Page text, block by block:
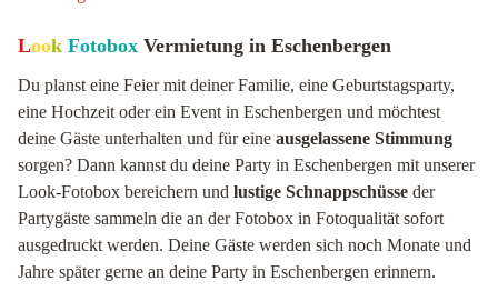
Look Fotobox Vermietung in Eschenbergen
Du planst eine Feier mit deiner Familie, eine Geburtstagsparty,
eine Hochzeit oder ein Event in Eschenbergen und möchtest
deine Gäste unterhalten und für eine ausgelassene Stimmung
sorgen? Dann kannst du deine Party in Eschenbergen mit unserer
Look-Fotobox bereichern und lustige Schnappschüsse der
Partygäste sammeln die an der Fotobox in Fotoqualität sofort
ausgedruckt werden. Deine Gäste werden sich noch Monate und
Jahre später gerne an deine Party in Eschenbergen erinnern.